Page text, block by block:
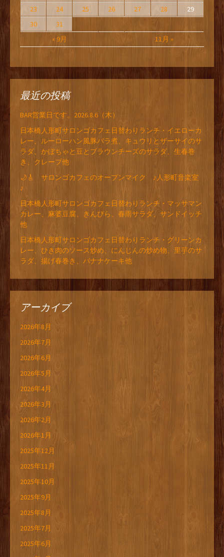
« 9月 11月 »
23
24 25 26 27 28
29
30
31
最近の投稿
BAR営業日です。2026.8.6（木）
日本橋人形町サロンゴカフェ日替わりランチ・イエローカ
レー、ルーローハン風豚バラ煮、キュウリとザーサイのサ
ラダ、かぼちゃと豆とブラウンチーズのサラダ、生春巻
き、クレープ他
🌙🎸 サロンゴカフェのオープンマイク ♪人形町音楽室
♪
日本橋人形町サロンゴカフェ日替わりランチ・マッサマン
カレー、麻婆豆腐、きんぴら、春雨サラダ、サンドイッチ
他
日本橋人形町サロンゴカフェ日替わりランチ・グリーンカ
レー、ひき肉のソース炒め、にんじんの炒め物、里芋のサ
ラダ、揚げ春巻き、バナナケーキ他
アーカイブ
2026年8月
2026年7月
2026年6月
2026年5月
2026年4月
2026年3月
2026年2月
2026年1月
2025年12月
2025年11月
2025年10月
2025年9月
2025年8月
2025年7月
2025年6月